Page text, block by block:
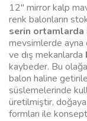
12″ mirror kalp
renk balonların
serin ortamlarda
mevsimlerde ayna
ve dış mekanlarda
kaybeder. Bu
balon haline
süslemelerinde
üretilmiştir,
formları ile